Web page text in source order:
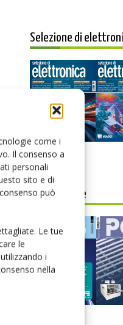
come i
Il consenso a
personali
sito e di
può
Le tue
le
i
nella
Selezione di
Edicola web
PCB Magazine